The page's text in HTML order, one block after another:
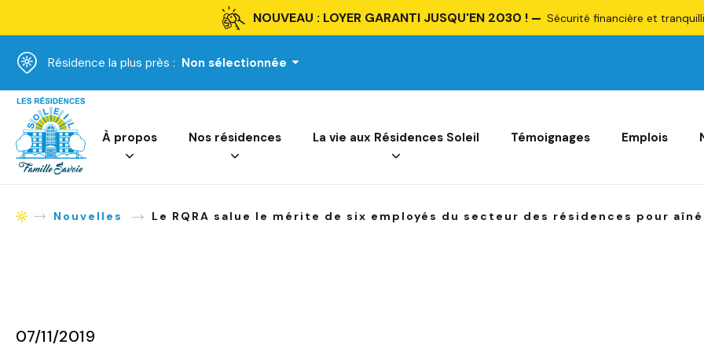
NOUVEAU : LOYER GARANTI JUSQU'EN 2030 ! Sécurité financière et
Résidence la plus près : Non sélectionnée
Accueil
À propos Nos résidences La vie aux Résidences Soleil Témoignages Emplois
AccueilNouvelles Le RQRA salue le mérite de six employés du secteur des résidences pour
07/11/2019